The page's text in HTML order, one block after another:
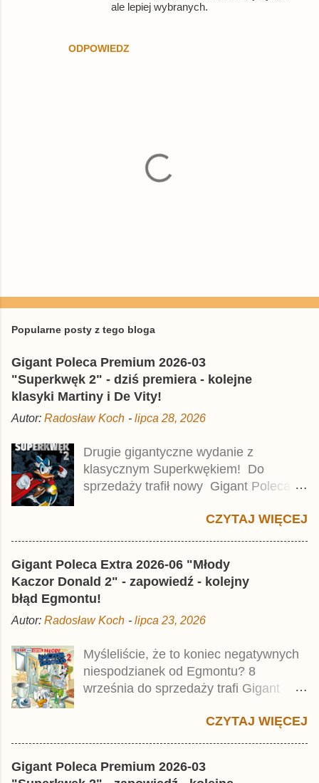
ODPOWIEDZ
ale lepiej wybranych.
e
i
j
o
m
e
t
a
r
z
Popularne posty z tego bloga
Gigant Poleca Premium 2026-03
"Superkwęk 2" - dziś premiera - kolejne
klasyki Martiny i De Vity!
Autor: Radosław Koch - lipca 28, 2026
Drugie gigantyczne wydanie z
klasycznym Superkwękiem! Do
sprzedaży trafił nowy Gigant Poleca
Jest to kolejny 624-stronicowy tom z
wynosi 49,99 zł i zamówicie go także z
rabatem na Egmont.pl . Za przekład
odpowiadał Jacek Drewnowski.
Publikacja jest przedrukiem drugiego
Taschenbuch Phantomias Collection ,
który trafił do sprzedaży pod koniec
2025 roku.
CZYTAJ WIĘCEJ
Gigant Poleca Extra 2026-06 "Młody
Kaczor Donald 2" - zapowiedź - kolejny
błąd Egmontu!
Autor: Radosław Koch - lipca 23, 2026
Myśleliście, że to koniec negatywnych
niespodzianek od Egmontu? 8
września do sprzedaży trafi Gigant
Jednak wbrew temu, na co wskazuje
młodego Kaczora Donalda i jego
CZYTAJ WIĘCEJ
Gigant Poleca Premium 2026-03